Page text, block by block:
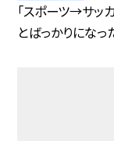
「スポーツ→サッ
とばっかりになっ